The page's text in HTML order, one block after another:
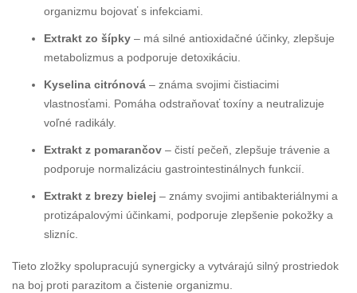
organizmu bojovať s infekciami.
Extrakt zo šípky – má silné antioxidačné účinky, zlepšuje
metabolizmus a podporuje detoxikáciu.
Kyselina citrónová – známa svojimi čistiacimi
vlastnosťami. Pomáha odstraňovať toxíny a neutralizuje
voľné radikály.
Extrakt z pomarančov – čistí pečeň, zlepšuje trávenie a
podporuje normalizáciu gastrointestinálnych funkcií.
Extrakt z brezy bielej – známy svojimi antibakteriálnymi a
protizápalovými účinkami, podporuje zlepšenie pokožky a
slizníc.
Tieto zložky spolupracujú synergicky a vytvárajú silný prostriedok
na boj proti parazitom a čistenie organizmu.